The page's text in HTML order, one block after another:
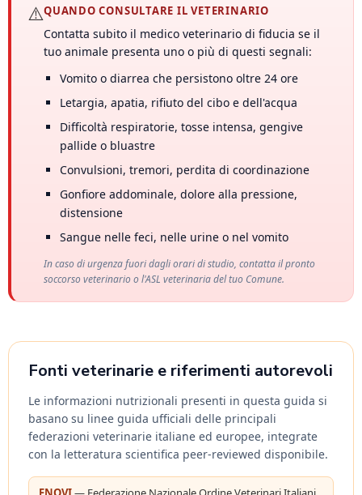
⚠️QUANDO CONSULTARE IL VETERINARIO
Contatta subito il medico veterinario di fiducia se il
tuo animale presenta uno o più di questi segnali:
Vomito o diarrea che persistono oltre 24 ore
Letargia, apatia, rifiuto del cibo e dell'acqua
Difficoltà respiratorie, tosse intensa, gengive
pallide o bluastre
Convulsioni, tremori, perdita di coordinazione
Gonfiore addominale, dolore alla pressione,
distensione
Sangue nelle feci, nelle urine o nel vomito
In caso di urgenza fuori dagli orari di studio, contatta il pronto
soccorso veterinario o l'ASL veterinaria del tuo Comune.
Fonti veterinarie e riferimenti autorevoli
Le informazioni nutrizionali presenti in questa guida si
basano su linee guida ufficiali delle principali
federazioni veterinarie italiane ed europee, integrate
con la letteratura scientifica peer-reviewed disponibile.